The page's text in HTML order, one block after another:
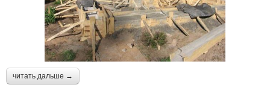
читать дальше →